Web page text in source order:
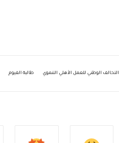
التحالف الوطني للعمل الأهلي التنموي طالبة الفيوم